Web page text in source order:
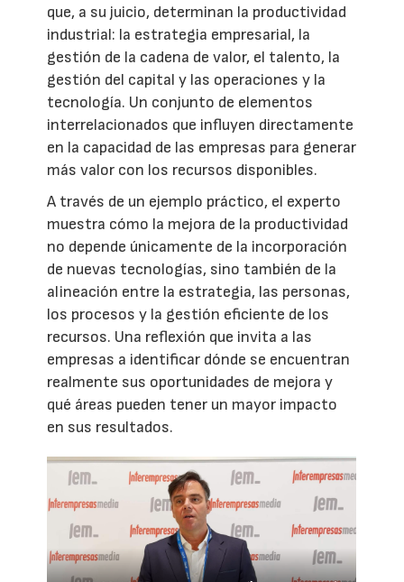
que, a su juicio, determinan la productividad
industrial: la estrategia empresarial, la
gestión de la cadena de valor, el talento, la
gestión del capital y las operaciones y la
tecnología. Un conjunto de elementos
interrelacionados que influyen directamente
en la capacidad de las empresas para generar
más valor con los recursos disponibles.
A través de un ejemplo práctico, el experto
muestra cómo la mejora de la productividad
no depende únicamente de la incorporación
de nuevas tecnologías, sino también de la
alineación entre la estrategia, las personas,
los procesos y la gestión eficiente de los
recursos. Una reflexión que invita a las
empresas a identificar dónde se encuentran
realmente sus oportunidades de mejora y
qué áreas pueden tener un mayor impacto
en sus resultados.